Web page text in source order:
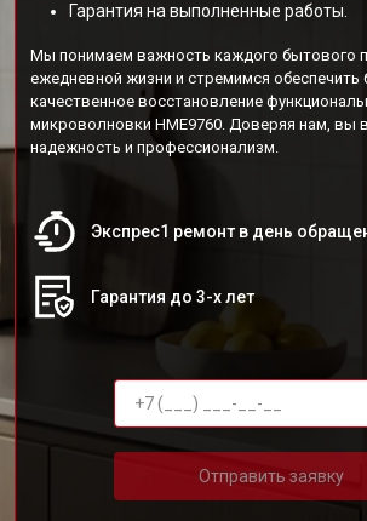
Гарантия на выполненные работы.
Мы понимаем важность каждого бытового
ежедневной жизни и стремимся обеспечить
качественное восстановление
микроволновки HME9760. Доверяя нам, вы
надежность и профессионализм.
Экспрес1 ремонт в день
Гарантия до 3-х лет
Отправить заявку